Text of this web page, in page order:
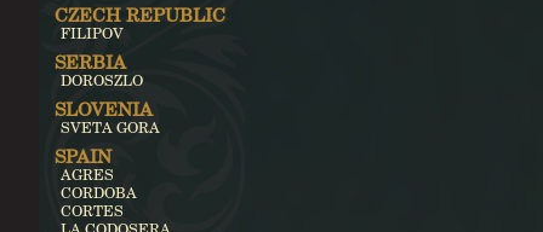
CZECH REPUBLIC
FILIPOV
SERBIA
DOROSZLO
SLOVENIA
SVETA GORA
SPAIN
AGRES
CORDOBA
CORTES